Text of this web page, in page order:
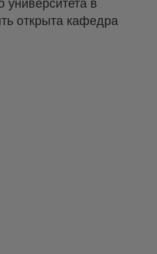
университета в
открыта кафедра